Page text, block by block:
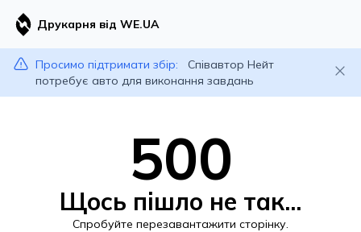
Друкарня від WE.UA
Просимо підтримати збір:
Співавтор Нейт
потребує авто для виконання завдань
500
Щось пішло не так...
Спробуйте перезавантажити сторінку.